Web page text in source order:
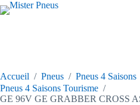
Passer
au
Accueil / Pneus / Pneus 4 Saisons
Pneus 4 Saisons Tourisme /
GE 96V GE GRABBER CROSS